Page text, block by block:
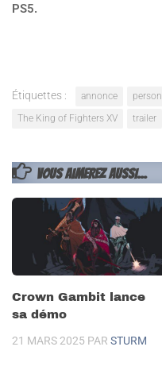
PS5.
Étiquettes : annonce
The King of Fighters XV
trailer
VOUS AIMEREZ AUSSI...
Crown Gambit lance
sa démo
21 MARS 2025 PAR STURM